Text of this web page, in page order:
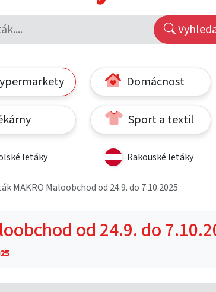
Domácnost
Sport a textil
letáky Rakouské letáky
MAKRO Maloobchod od 24.9. do 7.10.2025
od 24.9. do